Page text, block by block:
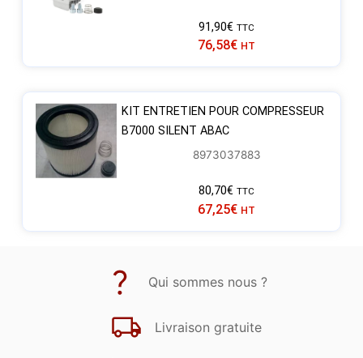
91,90€ TTC
76,58€ HT
KIT ENTRETIEN POUR COMPRESSEUR
B7000 SILENT ABAC
8973037883
80,70€ TTC
67,25€ HT
Qui sommes nous ?
Livraison gratuite